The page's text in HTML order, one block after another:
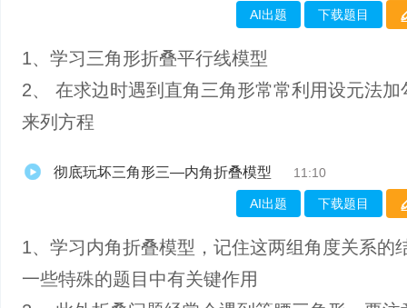
AI出题 下载题目
1、​学习三角形折叠平行线模型
2、 在求边时遇到直角三角形常常利用设元法加
来列方程
彻底玩坏三角形三—内角折叠模型 11:10
AI出题 下载题目
1、​学习内角折叠模型，记住这两组角度关系的
一些特殊的题目中有关键作用